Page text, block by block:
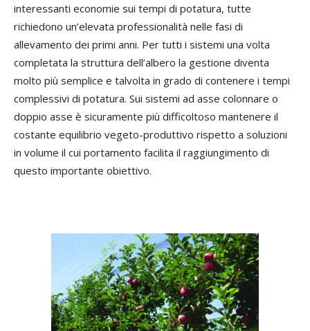
interessanti economie sui tempi di potatura, tutte
richiedono un’elevata professionalità nelle fasi di
allevamento dei primi anni. Per tutti i sistemi una volta
completata la struttura dell’albero la gestione diventa
molto più semplice e talvolta in grado di contenere i tempi
complessivi di potatura. Sui sistemi ad asse colonnare o
doppio asse è sicuramente più difficoltoso mantenere il
costante equilibrio vegeto-produttivo rispetto a soluzioni
in volume il cui portamento facilita il raggiungimento di
questo importante obiettivo.